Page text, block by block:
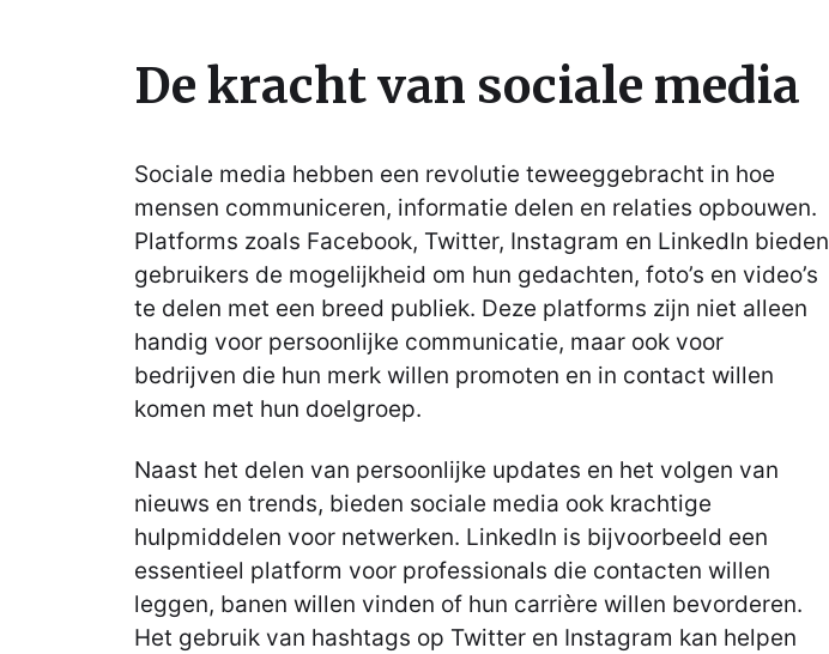
De kracht van sociale media
Sociale media hebben een revolutie teweeggebracht in hoe
mensen communiceren, informatie delen en relaties opbouwen.
Platforms zoals Facebook, Twitter, Instagram en LinkedIn bieden
gebruikers de mogelijkheid om hun gedachten, foto’s en video’s
te delen met een breed publiek. Deze platforms zijn niet alleen
handig voor persoonlijke communicatie, maar ook voor
bedrijven die hun merk willen promoten en in contact willen
komen met hun doelgroep.
Naast het delen van persoonlijke updates en het volgen van
nieuws en trends, bieden sociale media ook krachtige
hulpmiddelen voor netwerken. LinkedIn is bijvoorbeeld een
essentieel platform voor professionals die contacten willen
leggen, banen willen vinden of hun carrière willen bevorderen.
Het gebruik van hashtags op Twitter en Instagram kan helpen